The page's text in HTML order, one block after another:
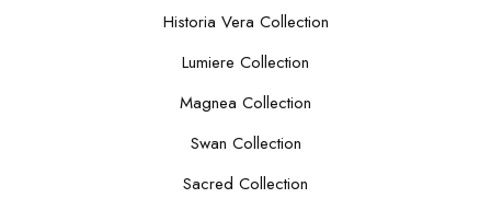
Historia Vera Collection
Lumiere Collection
Magnea Collection
Swan Collection
Sacred Collection